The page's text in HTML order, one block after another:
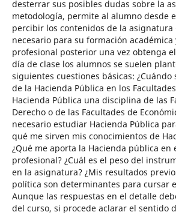
desterrar sus posibles dudas sobre la
metodología, permite al alumno desde
percibir los contenidos de la
necesario para su formación
profesional posterior una vez obtenga
día de clase los alumnos se suelen
siguientes cuestiones básicas:
de la Hacienda Pública en los
Hacienda Pública una disciplina de las
Derecho o de las Facultades de
necesario estudiar Hacienda Pública
qué me sirven mis conocimientos de
¿Qué me aporta la Hacienda pública en
profesional? ¿Cuál es el peso del
en la asignatura? ¿Mis resultados
política son determinantes para cursar
Aunque las respuestas en el detalle
del curso, si procede aclarar el sentido